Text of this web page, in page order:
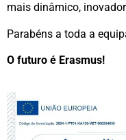
mais dinâmico,
Parabéns a toda a
O futuro é Erasmus!